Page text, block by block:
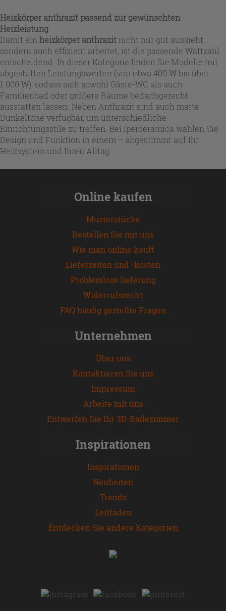
Heizkörper anthrazit passend zur gewünschten
Heizleistung
Damit ein heizkörper anthrazit nicht nur gut aussieht,
sondern auch effizient arbeitet, ist die passende Wattzahl
entscheidend. In dieser Kategorie finden Sie Modelle mit
abgestuften Leistungswerten (von etwa 400 W bis über
1.000 W), sodass sich sowohl Gäste-WC als auch
Familienbad oder größere Räume bedarfsgerecht
ausstatten lassen. Neben Anthrazit sind auch matte
Dunkeltöne verfügbar, um unterschiedliche
Einrichtungsstile zu treffen. Bei Iperceramica wählen Sie
Design und Funktion in einem – abgestimmt auf Ihr
Heizsystem und Ihren Alltag.
Online kaufen
Musterstücke
Bestellen Sie mit uns
Wie man online kauft
Lieferzeiten und -kosten
Problemlose lieferung
Widerrufsrecht
FAQ häufig gestellte Fragen
Unternehmen
Über uns
Kontaktieren Sie uns
Impressum
Arbeite mit uns
Entwerfen Sie Ihr 3D-Badezimmer
Inspirationen
Inspirationen
Neuheiten
Trends
Leitfaden
Entdecken Sie andere Kategorien